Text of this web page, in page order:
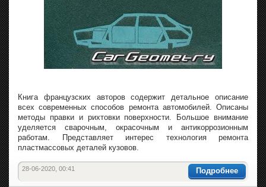
Книга французских авторов содержит детальное описание
всех современных способов ремонта автомобилей. Описаны
методы правки и рихтовки поверхности. Большое внимание
уделяется сварочным, окрасочным и антикоррозионным
работам. Представляет интерес технология ремонта
пластмассовых деталей кузовов.
Подробнее
28-06-2020, 00:41